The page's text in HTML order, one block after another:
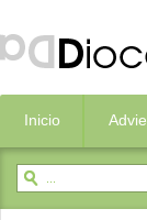
Inicio